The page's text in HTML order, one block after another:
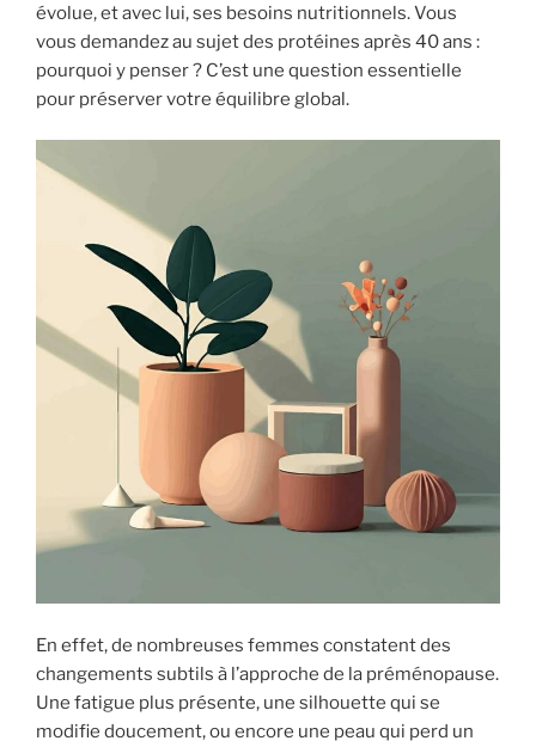
évolue, et avec lui, ses besoins nutritionnels. Vous
vous demandez au sujet des protéines après 40 ans :
pourquoi y penser ? C’est une question essentielle
pour préserver votre équilibre global.
En effet, de nombreuses femmes constatent des
changements subtils à l’approche de la préménopause.
Une fatigue plus présente, une silhouette qui se
modifie doucement, ou encore une peau qui perd un